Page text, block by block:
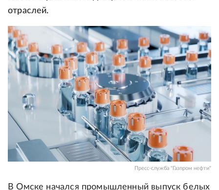
отраслей.
Пресс-служба "Газпром нефти"
В Омске начался промышленный выпуск белых